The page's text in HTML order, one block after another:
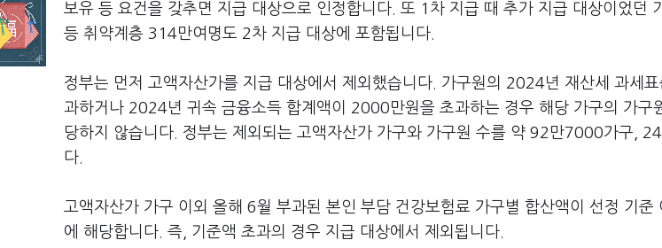
보유 등 요건을 갖추면 지급 대상으로 인정합니다. 또 1차 지급 때 추가 지급 대상이었던
등 취약계층 314만여명도 2차 지급 대상에 포함됩니다.
정부는 먼저 고액자산가를 지급 대상에서 제외했습니다. 가구원의 2024년 재산세 과세
과하거나 2024년 귀속 금융소득 합계액이 2000만원을 초과하는 경우 해당 가구의 가구
당하지 않습니다. 정부는 제외되는 고액자산가 가구와 가구원 수를 약 92만7000가구,
다.
고액자산가 가구 이외 올해 6월 부과된 본인 부담 건강보험료 가구별 합산액이 선정 기준
에 해당합니다. 즉, 기준액 초과의 경우 지급 대상에서 제외됩니다.